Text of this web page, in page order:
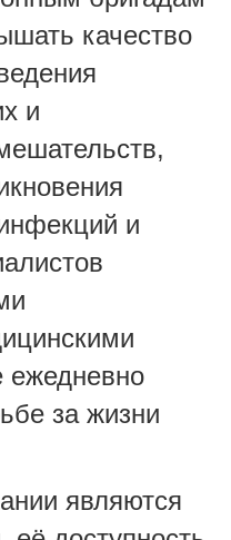
качество
и
и
ежедневно
за жизни
являются